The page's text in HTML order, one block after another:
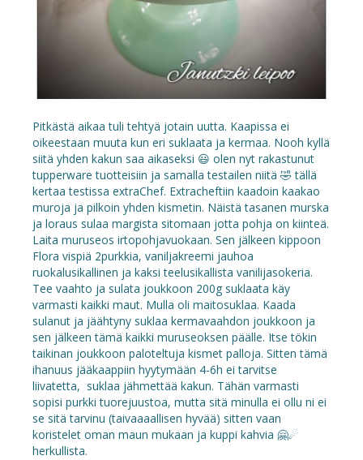
Pitkästä aikaa tuli tehtyä jotain uutta. Kaapissa ei
oikeestaan muuta kun eri suklaata ja kermaa. Nooh kyllä
siitä yhden kakun saa aikaseksi 😃 olen nyt rakastunut
tupperware tuotteisiin ja samalla testailen niitä 🤣 tällä
kertaa testissa extraChef. Extracheftiin kaadoin kaakao
muroja ja pilkoin yhden kismetin. Näistä tasanen murska
ja loraus sulaa margista sitomaan jotta pohja on kiinteä.
Laita muruseos irtopohjavuokaan. Sen jälkeen kippoon
Flora vispiä 2purkkia, vaniljakreemi jauhoa
ruokalusikallinen ja kaksi teelusikallista vanilijasokeria.
Tee vaahto ja sulata joukkoon 200g suklaata käy
varmasti kaikki maut. Mulla oli maitosuklaa. Kaada
sulanut ja jäähtyny suklaa kermavaahdon joukkoon ja
sen jälkeen tämä kaikki muruseoksen päälle. Itse tökin
taikinan joukkoon paloteltuja kismet palloja. Sitten tämä
ihanuus jääkaappiin hyytymään 4-6h ei tarvitse
liivatetta, suklaa jähmettää kakun. Tähän varmasti
sopisi purkki tuorejuustoa, mutta sitä minulla ei ollu ni ei
se sitä tarvinu (taivaaaallisen hyvää) sitten vaan
koristelet oman maun mukaan ja kuppi kahvia 🤗☄
herkullista.